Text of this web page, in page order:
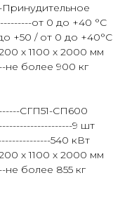
Принудительное
от 0 до +40 °С
+50 / от 0 до +40°С
х 1100 х 2000 мм
не более 900 кг
СГП51-СП600
9 шт
540 кВт
х 1100 х 2000 мм
не более 855 кг